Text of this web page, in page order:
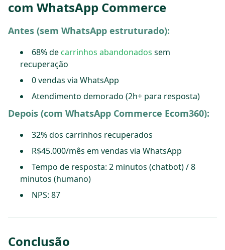
com WhatsApp Commerce
Antes (sem WhatsApp estruturado):
68% de carrinhos abandonados sem
recuperação
0 vendas via WhatsApp
Atendimento demorado (2h+ para resposta)
Depois (com WhatsApp Commerce Ecom360):
32% dos carrinhos recuperados
R$45.000/mês em vendas via WhatsApp
Tempo de resposta: 2 minutos (chatbot) / 8
minutos (humano)
NPS: 87
Conclusão